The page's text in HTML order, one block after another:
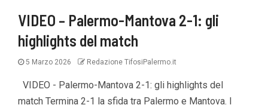
VIDEO – Palermo-Mantova 2-1: gli
highlights del match
5 Marzo 2026 Redazione TifosiPalermo.it
VIDEO - Palermo-Mantova 2-1: gli highlights del
match Termina 2-1 la sfida tra Palermo e Mantova. I